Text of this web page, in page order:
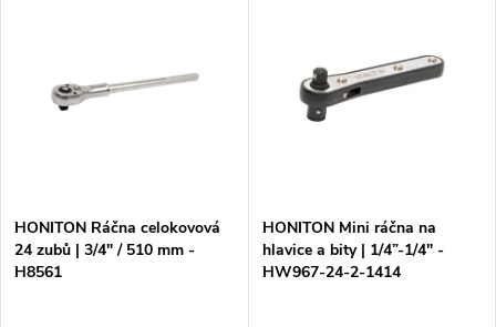
p
Abecedně
s
p
HONITON Ráčna celokovová
24 zubů | 3/4" / 510 mm -
H8561
HONITON Mini ráčna na
hlavice a bity | 1/4”-1/4" -
HW967-24-2-1414